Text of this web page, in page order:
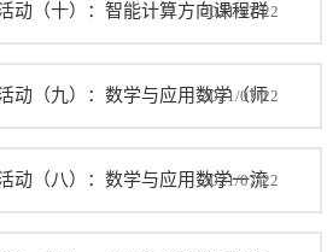
动（十）：智能计算方向课程群
2021/07/22
动（九）：数学与应用数学（师
2021/07/22
动（八）：数学与应用数学一流
2021/07/22